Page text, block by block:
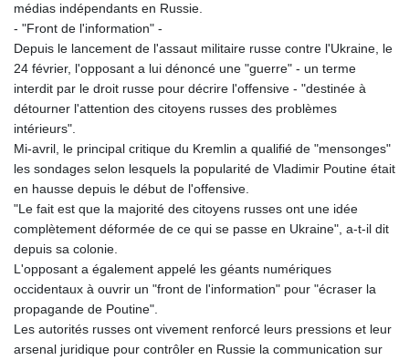
médias indépendants en Russie.
- "Front de l'information" -
Depuis le lancement de l'assaut militaire russe contre l'Ukraine, le
24 février, l'opposant a lui dénoncé une "guerre" - un terme
interdit par le droit russe pour décrire l'offensive - "destinée à
détourner l'attention des citoyens russes des problèmes
intérieurs".
Mi-avril, le principal critique du Kremlin a qualifié de "mensonges"
les sondages selon lesquels la popularité de Vladimir Poutine était
en hausse depuis le début de l'offensive.
"Le fait est que la majorité des citoyens russes ont une idée
complètement déformée de ce qui se passe en Ukraine", a-t-il dit
depuis sa colonie.
L'opposant a également appelé les géants numériques
occidentaux à ouvrir un "front de l'information" pour "écraser la
propagande de Poutine".
Les autorités russes ont vivement renforcé leurs pressions et leur
arsenal juridique pour contrôler en Russie la communication sur